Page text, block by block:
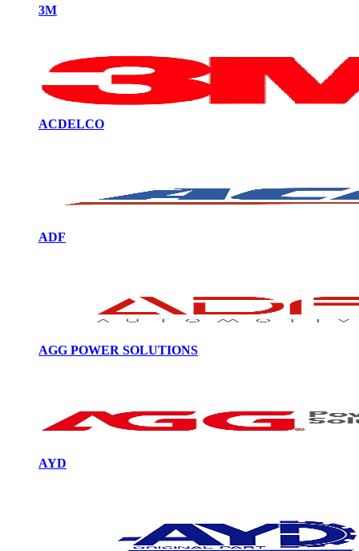
3M
ACDELCO
ADF
AGG POWER SOLUTIONS
AYD